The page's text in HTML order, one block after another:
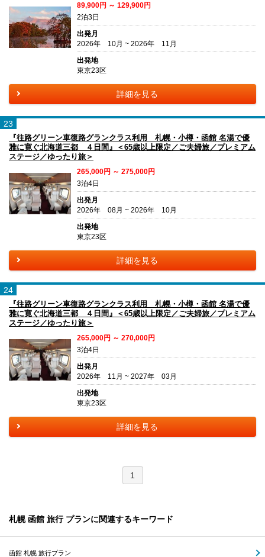
89,900円 ～ 129,900円
2泊3日
出発月
2026年 10月 ~ 2026年 11月
出発地
東京23区
詳細を見る
23
『往路グリーン車復路グランクラス利用 札幌・小樽・函館 名湯で優
雅に寛ぐ北海道三都 ４日間』＜65歳以上限定／ご夫婦旅／プレミアム
ステージ／ゆったり旅＞
265,000円 ～ 275,000円
3泊4日
出発月
2026年 08月 ~ 2026年 10月
出発地
東京23区
詳細を見る
24
『往路グリーン車復路グランクラス利用 札幌・小樽・函館 名湯で優
雅に寛ぐ北海道三都 ４日間』＜65歳以上限定／ご夫婦旅／プレミアム
ステージ／ゆったり旅＞
265,000円 ～ 270,000円
3泊4日
出発月
2026年 11月 ~ 2027年 03月
出発地
東京23区
詳細を見る
1
札幌 函館 旅行 プランに関連するキーワード
函館 札幌 旅行プラン